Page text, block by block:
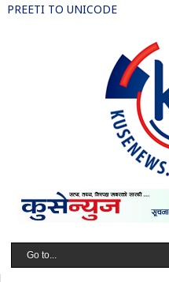
PREETI TO UNICODE